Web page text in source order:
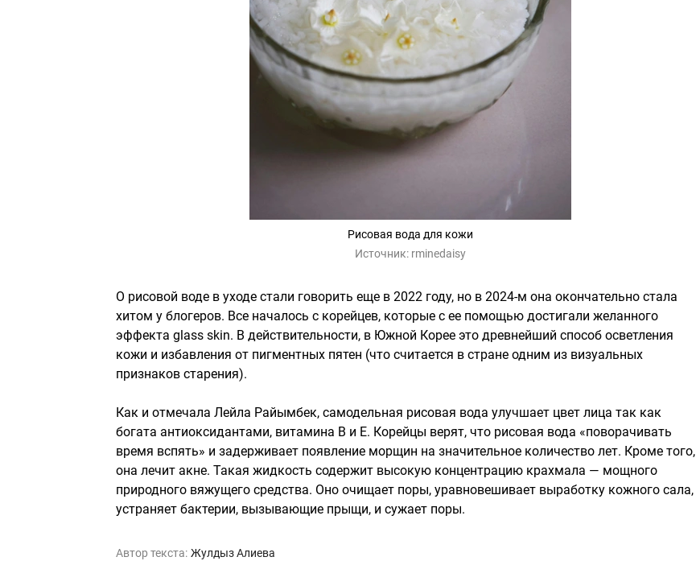
Рисовая вода для кожи
Источник: rminedaisy
О рисовой воде в уходе стали говорить еще в 2022 году, но в 2024-м она окончательно стала
хитом у блогеров. Все началось с корейцев, которые с ее помощью достигали желанного
эффекта glass skin. В действительности, в Южной Корее это древнейший способ осветления
кожи и избавления от пигментных пятен (что считается в стране одним из визуальных
признаков старения).
Как и отмечала Лейла Райымбек, самодельная рисовая вода улучшает цвет лица так как
богата антиоксидантами, витамина В и Е. Корейцы верят, что рисовая вода «поворачивать
время вспять» и задерживает появление морщин на значительное количество лет. Кроме того,
она лечит акне. Такая жидкость содержит высокую концентрацию крахмала — мощного
природного вяжущего средства. Оно очищает поры, уравновешивает выработку кожного сала,
устраняет бактерии, вызывающие прыщи, и сужает поры.
Автор текста: Жулдыз Алиева